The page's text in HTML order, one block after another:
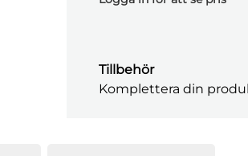
Tillbehör
Komplettera din